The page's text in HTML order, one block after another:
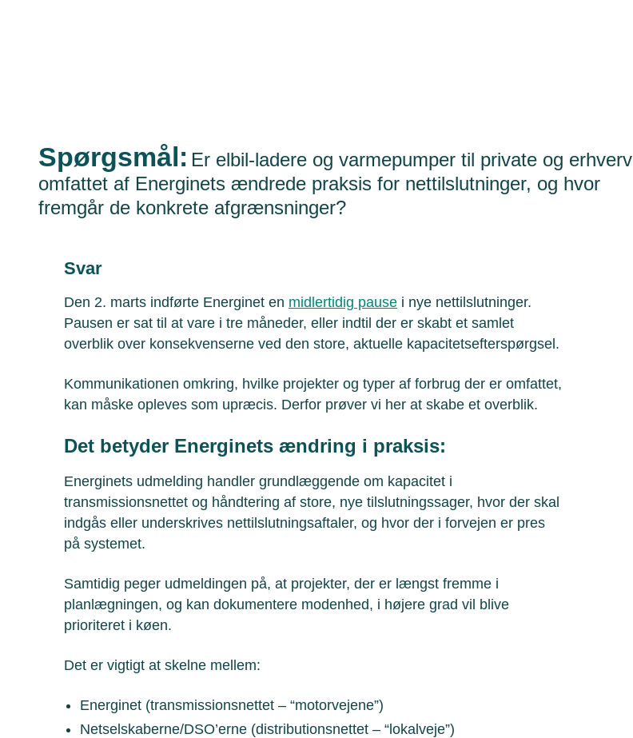
Spørgsmål: Er elbil-ladere og varmepumper til private og erhverv
omfattet af Energinets ændrede praksis for nettilslutninger, og hvor
fremgår de konkrete afgrænsninger?
Svar
Den 2. marts indførte Energinet en midlertidig pause i nye nettilslutninger.
Pausen er sat til at vare i tre måneder, eller indtil der er skabt et samlet
overblik over konsekvenserne ved den store, aktuelle kapacitetsefterspørgsel.
Kommunikationen omkring, hvilke projekter og typer af forbrug der er omfattet,
kan måske opleves som upræcis. Derfor prøver vi her at skabe et overblik.
Det betyder Energinets ændring i praksis:
Energinets udmelding handler grundlæggende om kapacitet i
transmissionsnettet og håndtering af store, nye tilslutningssager, hvor der skal
indgås eller underskrives nettilslutningsaftaler, og hvor der i forvejen er pres
på systemet.
Samtidig peger udmeldingen på, at projekter, der er længst fremme i
planlægningen, og kan dokumentere modenhed, i højere grad vil blive
prioriteret i køen.
Det er vigtigt at skelne mellem:
Energinet (transmissionsnettet – “motorvejene”)
Netselskaberne/DSO’erne (distributionsnettet – “lokalveje”)